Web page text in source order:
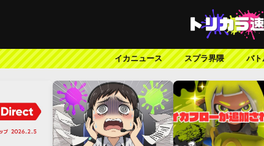
イカニュース スプラ界隈 バト